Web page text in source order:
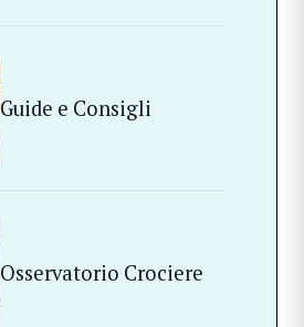
Guide e Consigli
Osservatorio Crociere